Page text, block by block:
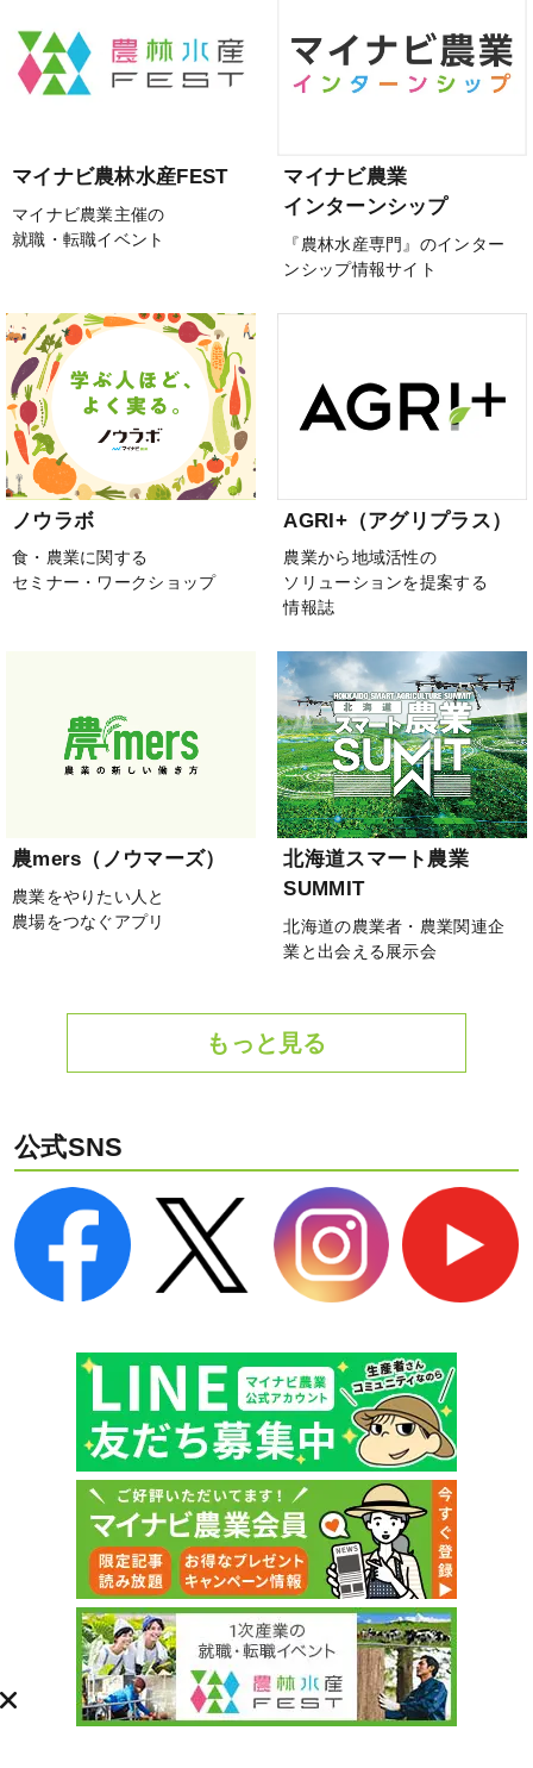
マイナビ農林水産FEST
マイナビ農業主催の
就職・転職イベント
マイナビ農業
インターンシップ
『農林水産専門』のインター
ンシップ情報サイト
ノウラボ
食・農業に関する
セミナー・ワークショップ
AGRI+（アグリプラス）
農業から地域活性の
ソリューションを提案する
情報誌
農mers（ノウマーズ）
農業をやりたい人と
農場をつなぐアプリ
北海道スマート農業
SUMMIT
北海道の農業者・農業関連企
業と出会える展示会
もっと見る
公式SNS